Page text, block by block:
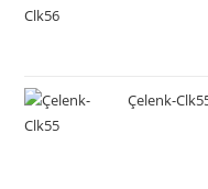
Çelenk-